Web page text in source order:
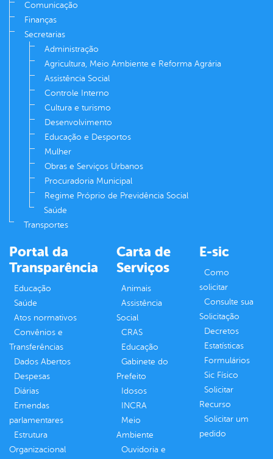
Comunicação
Finanças
Secretarias
Administração
Agricultura, Meio Ambiente e Reforma Agrária
Assistência Social
Controle Interno
Cultura e turismo
Desenvolvimento
Educação e Desportos
Mulher
Obras e Serviços Urbanos
Procuradoria Municipal
Regime Próprio de Previdência Social
Saúde
Transportes
Portal da
Transparência
Educação
Saúde
Atos normativos
Convênios e
Transferências
Dados Abertos
Despesas
Diárias
Emendas
parlamentares
Estrutura
Organizacional
Carta de
Serviços
Animais
Assistência
Social
CRAS
Educação
Gabinete do
Prefeito
Idosos
INCRA
Meio
Ambiente
Ouvidoria e
E-sic
Como
solicitar
Consulte sua
Solicitação
Decretos
Estatísticas
Formulários
Sic Físico
Solicitar
Recurso
Solicitar um
pedido